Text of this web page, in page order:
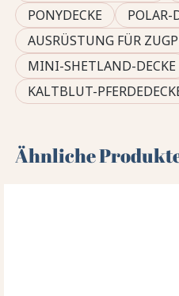
PONYDECKE
POLAR-
AUSRÜSTUNG FÜR
MINI-SHETLAND-DECKE
KALTBLUT-
Ähnliche